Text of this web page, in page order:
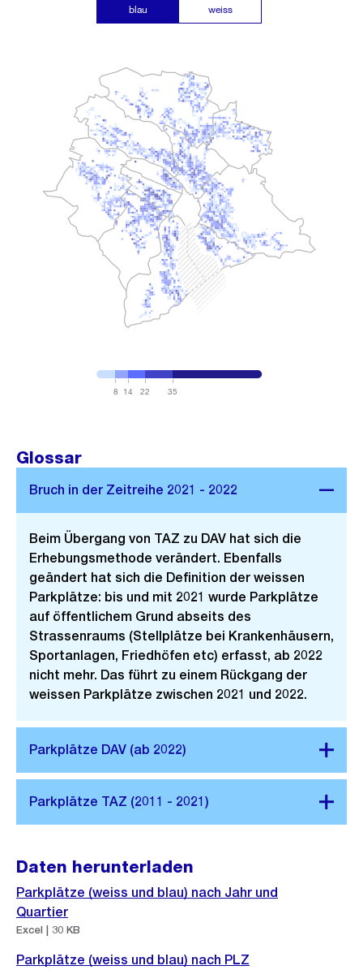
8 14 22 35
blau weiss
Glossar
Beim Übergang von TAZ zu DAV hat sich die
Erhebungsmethode verändert. Ebenfalls
geändert hat sich die Definition der weissen
Parkplätze: bis und mit 2021 wurde Parkplätze
auf öffentlichem Grund abseits des
Strassenraums (Stellplätze bei Krankenhäusern,
Sportanlagen, Friedhöfen etc) erfasst, ab 2022
nicht mehr. Das führt zu einem Rückgang der
weissen Parkplätze zwischen 2021 und 2022.
Daten herunterladen
Parkplätze (weiss und blau) nach Jahr und
Quartier
Excel | 30 KB
Parkplätze (weiss und blau) nach PLZ